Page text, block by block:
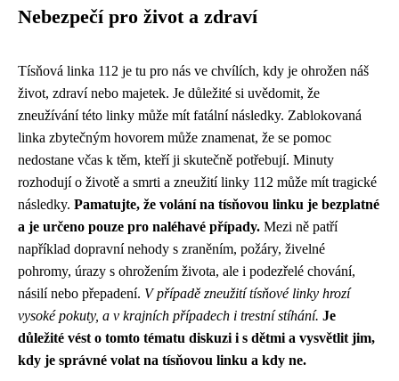
Nebezpečí pro život a zdraví
Tísňová linka 112 je tu pro nás ve chvílích, kdy je ohrožen náš
život, zdraví nebo majetek. Je důležité si uvědomit, že
zneužívání této linky může mít fatální následky. Zablokovaná
linka zbytečným hovorem může znamenat, že se pomoc
nedostane včas k těm, kteří ji skutečně potřebují. Minuty
rozhodují o životě a smrti a zneužití linky 112 může mít tragické
následky. Pamatujte, že volání na tísňovou linku je bezplatné
a je určeno pouze pro naléhavé případy. Mezi ně patří
například dopravní nehody s zraněním, požáry, živelné
pohromy, úrazy s ohrožením života, ale i podezřelé chování,
násilí nebo přepadení. V případě zneužití tísňové linky hrozí
vysoké pokuty, a v krajních případech i trestní stíhání. Je
důležité vést o tomto tématu diskuzi i s dětmi a vysvětlit jim,
kdy je správné volat na tísňovou linku a kdy ne.